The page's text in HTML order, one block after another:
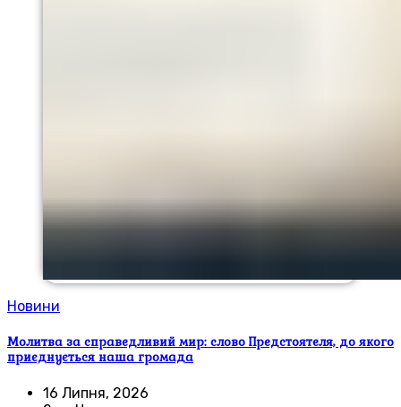
Новини
Молитва за справедливий мир: слово Предстоятеля, до якого
приєднується наша громада
16 Липня, 2026